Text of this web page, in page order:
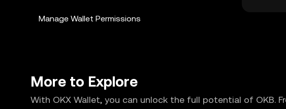
Manage Wallet Permissions
More to Explore
With OKX Wallet, you can unlock the full potential of OKB.